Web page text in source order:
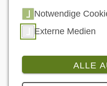
2 Bilder
Notwendige
Externe Medien
ALLE